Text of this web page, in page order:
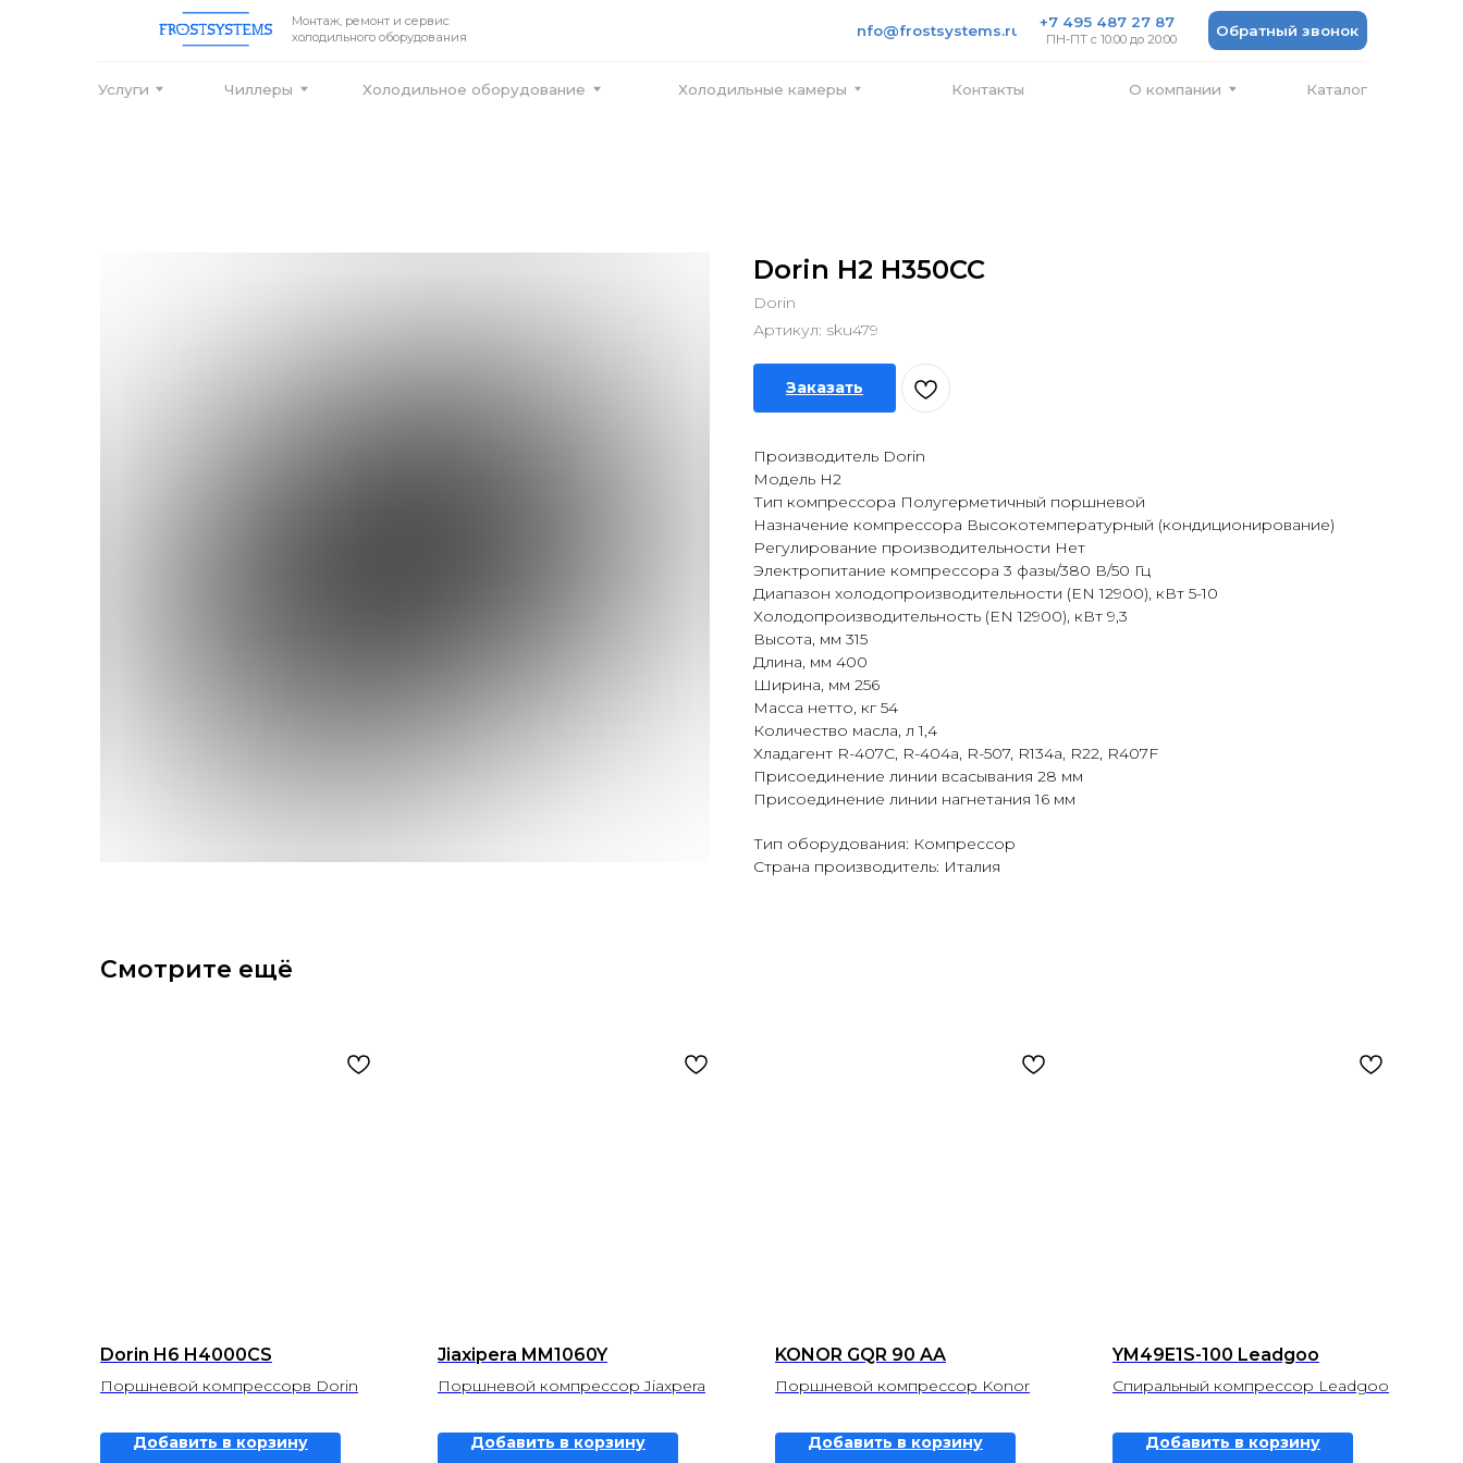
Обратный звонок
+7 495 487 27 87
info@frostsystems.ru
Монтаж, ремонт и сервис
холодильного оборудования
ПН-ПТ с 10:00 до 20:00
Dorin H2 H350CC
Dorin
Артикул: sku479
Заказать
Производитель Dorin
Модель H2
Тип компрессора Полугерметичный поршневой
Назначение компрессора Высокотемпературный (кондиционирование)
Регулирование производительности Нет
Электропитание компрессора 3 фазы/380 В/50 Гц
Диапазон холодопроизводительности (EN 12900), кВт 5-10
Холодопроизводительность (EN 12900), кВт 9,3
Высота, мм 315
Длина, мм 400
Ширина, мм 256
Масса нетто, кг 54
Количество масла, л 1,4
Хладагент R-407С, R-404а, R-507, R134a, R22, R407F
Присоединение линии всасывания 28 мм
Присоединение линии нагнетания 16 мм
Тип оборудования: Компрессор
Страна производитель: Италия
Смотрите ещё
Dorin H6 H4000CS
Поршневой компрессорв Dorin
Добавить в корзину
Jiaxipera MM1060Y
Поршневой компрессор Jiaxpera
Добавить в корзину
KONOR GQR 90 AA
Поршневой компрессор Konor
Добавить в корзину
YM49E1S-100 Leadgoo
Спиральный компрессор Leadgoo
Добавить в корзину